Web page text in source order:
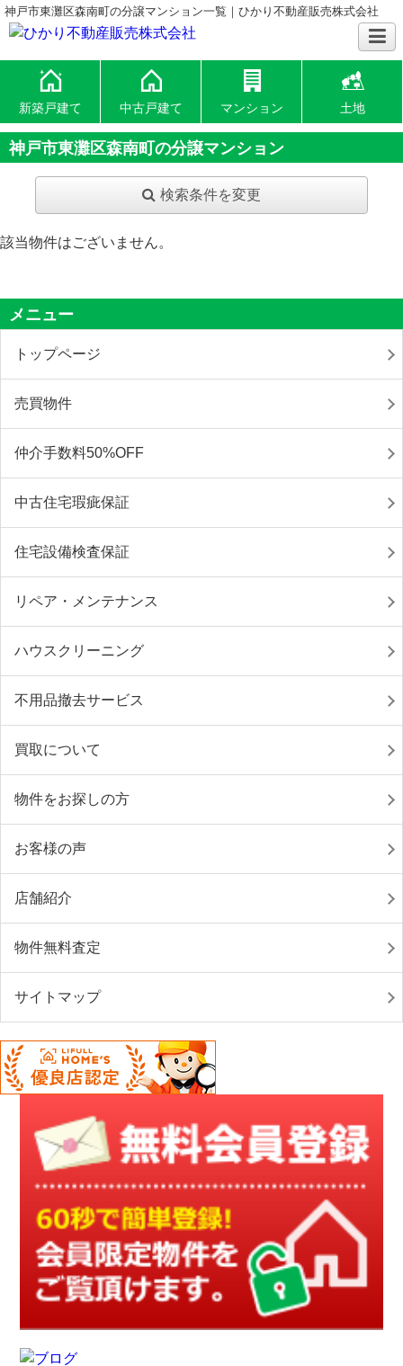
神戸市東灘区森南町の分譲マンション一覧｜ひかり不動産販売株式会社
新築戸建て 中古戸建て マンション 土地
神戸市東灘区森南町の分譲マンション
検索条件を変更
該当物件はございません。
メニュー
トップページ
売買物件
仲介手数料50%OFF
中古住宅瑕疵保証
住宅設備検査保証
リペア・メンテナンス
ハウスクリーニング
不用品撤去サービス
買取について
物件をお探しの方
お客様の声
店舗紹介
物件無料査定
サイトマップ